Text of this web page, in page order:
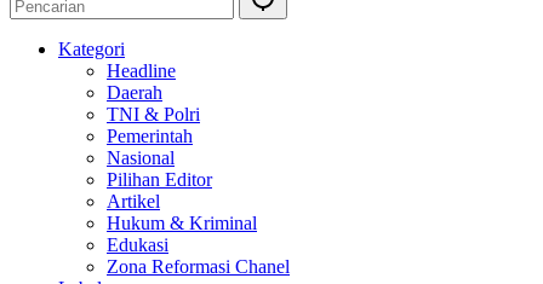
Kategori
Headline
Daerah
TNI & Polri
Pemerintah
Nasional
Pilihan Editor
Artikel
Hukum & Kriminal
Edukasi
Zona Reformasi Chanel